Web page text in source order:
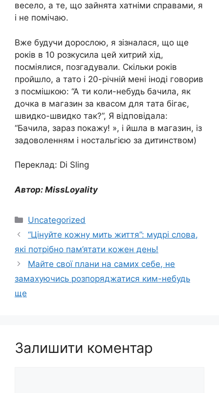
весело, а те, що зайнята хатніми справами, я
і не помічаю.⁣
Вже будучи дорослою, я зізналася, що ще
років в 10 розкусила цей хитрий хід,
посміялися, позгадували. Скільки років
пройшло, а тато і 20-річній мені іноді говорив
з посмішкою: “А ти коли-небудь бачила, як
дочка в магазин за квасом для тата бігає,
швидко-швидко так?”, Я відповідала:
“Бачила, зараз покажу! », і йшла в магазин, із
задоволенням і ностальгією за дитинством) ⁣
Переклад: Di Sling
Автор: MissLoyality
Категорії
Uncategorized
“Цінуйте кожну мить життя”: мудрі слова,
які потрібно пам’ятати кожен день!
Майте свої плани на самих себе, не
замахуючись розпоряджатися ким-небудь
ще
Залишити коментар